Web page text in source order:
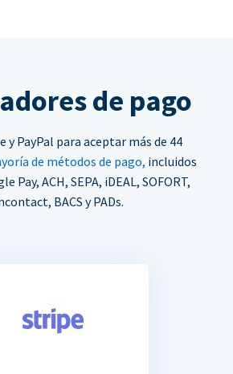
de pago
y PayPal para aceptar más de 44
de métodos de pago, incluidos
Pay, ACH, SEPA, iDEAL, SOFORT,
BACS y PADs.